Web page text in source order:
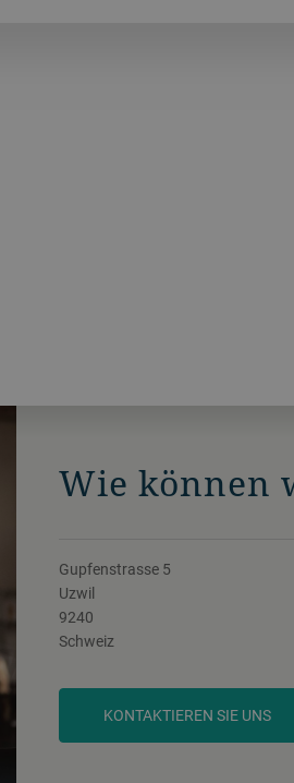
Wie können
Gupfenstrasse 5
Uzwil
9240
Schweiz
KONTAKTIEREN SIE UNS